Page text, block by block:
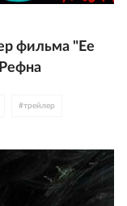
фильма "Ее
#трейлер